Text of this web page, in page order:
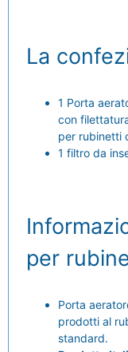
La
1 Porta
con
per rubinetti
1 filtro da
per
Porta
prodotti al
standard.